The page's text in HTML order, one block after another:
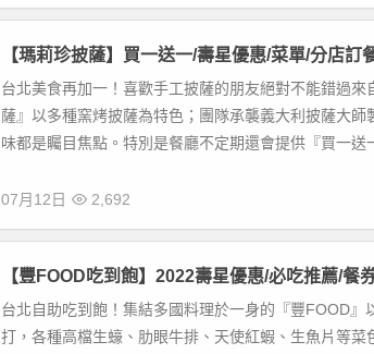
【瑪莉珍披薩】買一送一/壽星優惠/菜單/分店訂
台北美食再加一！喜歡手工披薩的朋友絕對不能錯過
薩』以多種窯烤披薩為特色；團隊承襲義大利披薩大師
味都是矚目焦點。特別是餐廳不定期還會提供『買一送
07月12日 2,692
【豐FOOD吃到飽】2022壽星優惠/必吃推薦/餐
台北自助吃到飽！集結多國料理於一身的『豐FOOD』
打，各種高檔生蠔、肋眼牛排、天使紅蝦、生魚片等菜